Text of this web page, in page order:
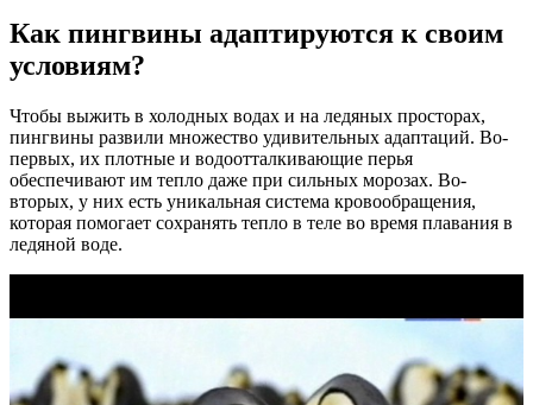
Как пингвины адаптируются к своим
условиям?
Чтобы выжить в холодных водах и на ледяных просторах,
пингвины развили множество удивительных адаптаций. Во-
первых, их плотные и водоотталкивающие перья
обеспечивают им тепло даже при сильных морозах. Во-
вторых, у них есть уникальная система кровообращения,
которая помогает сохранять тепло в теле во время плавания в
ледяной воде.